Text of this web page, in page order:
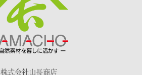
株式会社山長商店